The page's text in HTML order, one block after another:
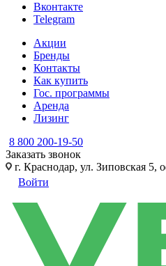
Вконтакте
Telegram
Акции
Бренды
Контакты
Как купить
Гос. программы
Аренда
Лизинг
8 800 200-19-50
Заказать звонок
г. Краснодар, ул. Зиповская 5,
Войти